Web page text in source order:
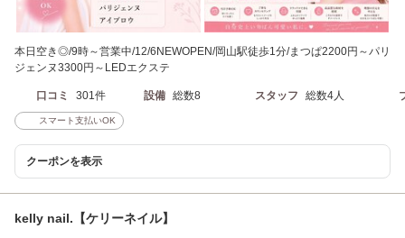
本日空き◎/9時～営業中/12/6NEWOPEN/岡山駅徒歩1分/まつぱ2200円～パリ
ジェンヌ3300円～LEDエクステ
口コミ 301件 設備 総数8 スタッフ 総数4人
スマート支払いOK
クーポンを表示
kelly nail.【ケリーネイル】